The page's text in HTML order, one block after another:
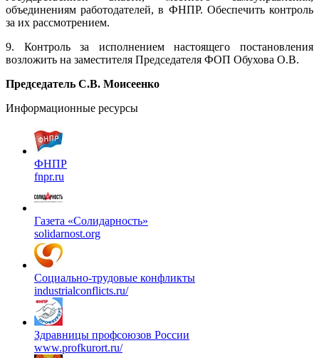
объединениям работодателей, в ФНПР. Обеспечить контроль
за их рассмотрением.
9. Контроль за исполнением настоящего постановления
возложить на заместителя Председателя ФОП Обухова О.В.
Председатель С.В. Моисеенко
Информационные ресурсы
ФНПР
fnpr.ru
Газета «Солидарность»
solidarnost.org
Социально-трудовые конфликты
industrialconflicts.ru/
Здравницы профсоюзов России
www.profkurort.ru/